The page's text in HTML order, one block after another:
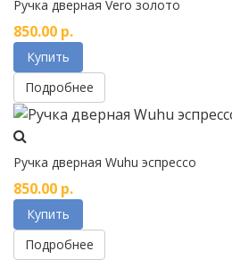
Ручка дверная Vero золото
850.00 р.
Купить
Подробнее
Ручка дверная Wuhu эспрессо
850.00 р.
Купить
Подробнее